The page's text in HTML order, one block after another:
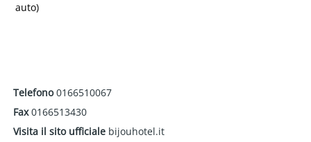
auto)
Telefono0166510067
Fax0166513430
Visita il sito ufficiale bijouhotel.it